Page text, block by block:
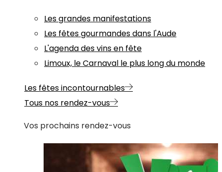
Les grandes manifestations
Les fêtes gourmandes dans l'Aude
L'agenda des vins en fête
Limoux, le Carnaval le plus long du monde
Les fêtes incontournables
Tous nos rendez-vous
Vos prochains rendez-vous